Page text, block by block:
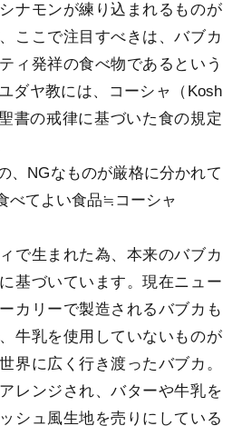
ナモンが練り込まれるものが
ここで注目すべきは、バブカ
ィ発祥の食べ物であるという
ダヤ教には、コーシャ（Kosh
書の戒律に基づいた食の規定
、NGなものが厳格に分かれて
べてよい食品≒コーシャ
で生まれた為、本来のバブカ
基づいています。現在ニュー
カリーで製造されるバブカも
牛乳を使用していないものが
界に広く行き渡ったバブカ。
レンジされ、バターや牛乳を
シュ風生地を売りにしている